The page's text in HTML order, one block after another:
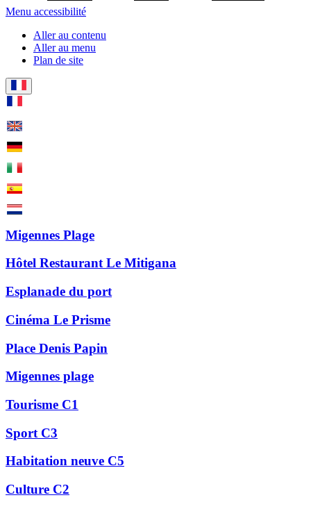
Menu accessibilité
Aller au contenu
Aller au menu
Plan de site
Migennes Plage
Hôtel Restaurant Le Mitigana
Esplanade du port
Cinéma Le Prisme
Place Denis Papin
Migennes plage
Tourisme C1
Sport C3
Habitation neuve C5
Culture C2